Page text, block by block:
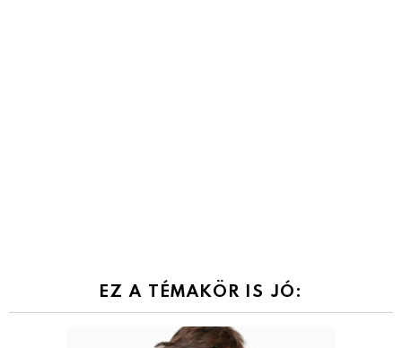
EZ A TÉMAKÖR IS JÓ: